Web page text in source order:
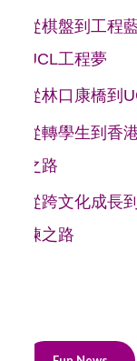
從棋盤到工程
UCL工程夢
從林口康橋
從轉學生到
之路
從跨文化成
鍊之路